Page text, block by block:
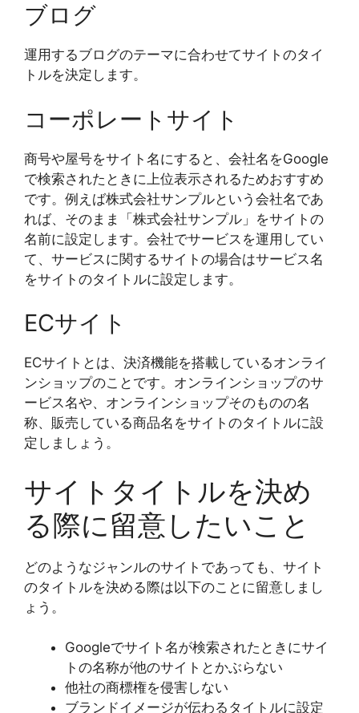
ブログ
運用するブログのテーマに合わせてサイトのタイ
トルを決定します。
コーポレートサイト
商号や屋号をサイト名にすると、会社名をGoogle
で検索されたときに上位表示されるためおすすめ
です。例えば株式会社サンプルという会社名であ
れば、そのまま「株式会社サンプル」をサイトの
名前に設定します。会社でサービスを運用してい
て、サービスに関するサイトの場合はサービス名
をサイトのタイトルに設定します。
ECサイト
ECサイトとは、決済機能を搭載しているオンライ
ンショップのことです。オンラインショップのサ
ービス名や、オンラインショップそのものの名
称、販売している商品名をサイトのタイトルに設
定しましょう。
サイトタイトルを決め
る際に留意したいこと
どのようなジャンルのサイトであっても、サイト
のタイトルを決める際は以下のことに留意しまし
ょう。
Googleでサイト名が検索されたときにサイ
トの名称が他のサイトとかぶらない
他社の商標権を侵害しない
ブランドイメージが伝わるタイトルに設定